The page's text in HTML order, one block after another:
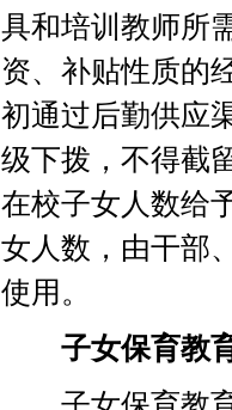
具和培训教师所
资、补贴性质的
初通过后勤供应
级下拨，不得截
在校子女人数给
女人数，由干部
使用。
子女保育教